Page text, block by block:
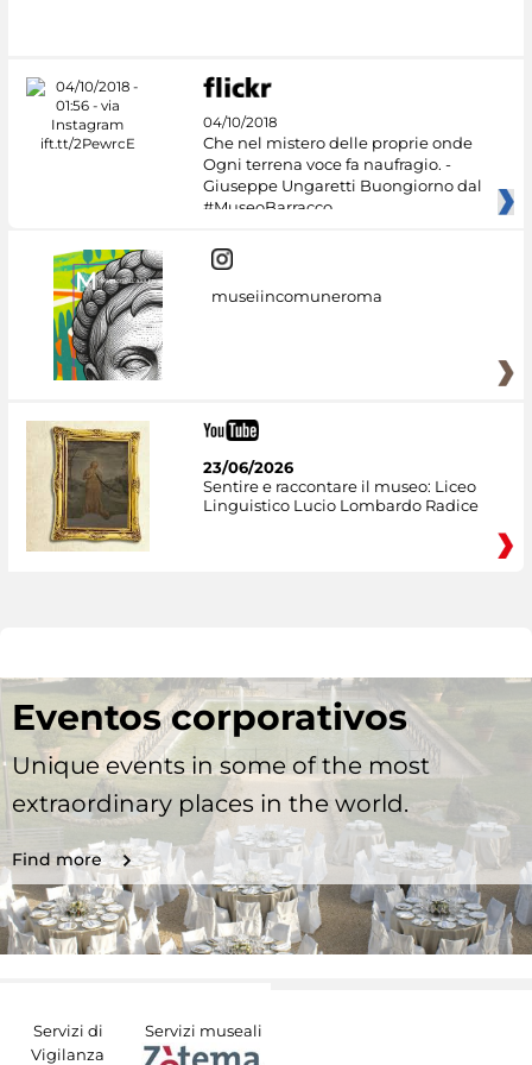
04/10/2018
Che nel mistero delle proprie onde
Ogni terrena voce fa naufragio. -
Giuseppe Ungaretti Buongiorno dal
#MuseoBarracco
museiincomuneroma
23/06/2026
Sentire e raccontare il museo: Liceo
Linguistico Lucio Lombardo Radice
Eventos corporativos
Unique events in some of the most
extraordinary places in the world.
Find more
Servizi di
Vigilanza
Servizi museali